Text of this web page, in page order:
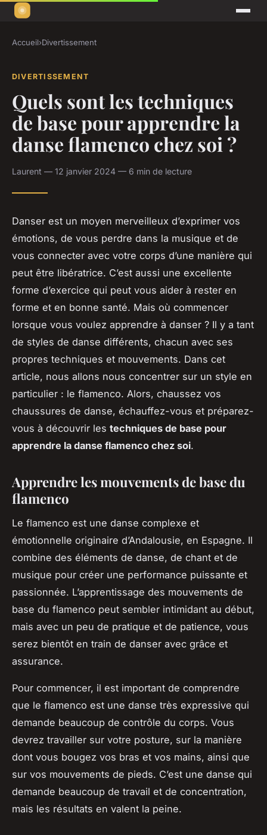
Accueil›Divertissement
DIVERTISSEMENT
Quels sont les techniques
de base pour apprendre la
danse flamenco chez soi ?
Laurent — 12 janvier 2024 — 6 min de lecture
Danser est un moyen merveilleux d’exprimer vos
émotions, de vous perdre dans la musique et de
vous connecter avec votre corps d’une manière qui
peut être libératrice. C’est aussi une excellente
forme d’exercice qui peut vous aider à rester en
forme et en bonne santé. Mais où commencer
lorsque vous voulez apprendre à danser ? Il y a tant
de styles de danse différents, chacun avec ses
propres techniques et mouvements. Dans cet
article, nous allons nous concentrer sur un style en
particulier : le flamenco. Alors, chaussez vos
chaussures de danse, échauffez-vous et préparez-
vous à découvrir les techniques de base pour
apprendre la danse flamenco chez soi.
Apprendre les mouvements de base du
flamenco
Le flamenco est une danse complexe et
émotionnelle originaire d’Andalousie, en Espagne. Il
combine des éléments de danse, de chant et de
musique pour créer une performance puissante et
passionnée. L’apprentissage des mouvements de
base du flamenco peut sembler intimidant au début,
mais avec un peu de pratique et de patience, vous
serez bientôt en train de danser avec grâce et
assurance.
Pour commencer, il est important de comprendre
que le flamenco est une danse très expressive qui
demande beaucoup de contrôle du corps. Vous
devrez travailler sur votre posture, sur la manière
dont vous bougez vos bras et vos mains, ainsi que
sur vos mouvements de pieds. C’est une danse qui
demande beaucoup de travail et de concentration,
mais les résultats en valent la peine.